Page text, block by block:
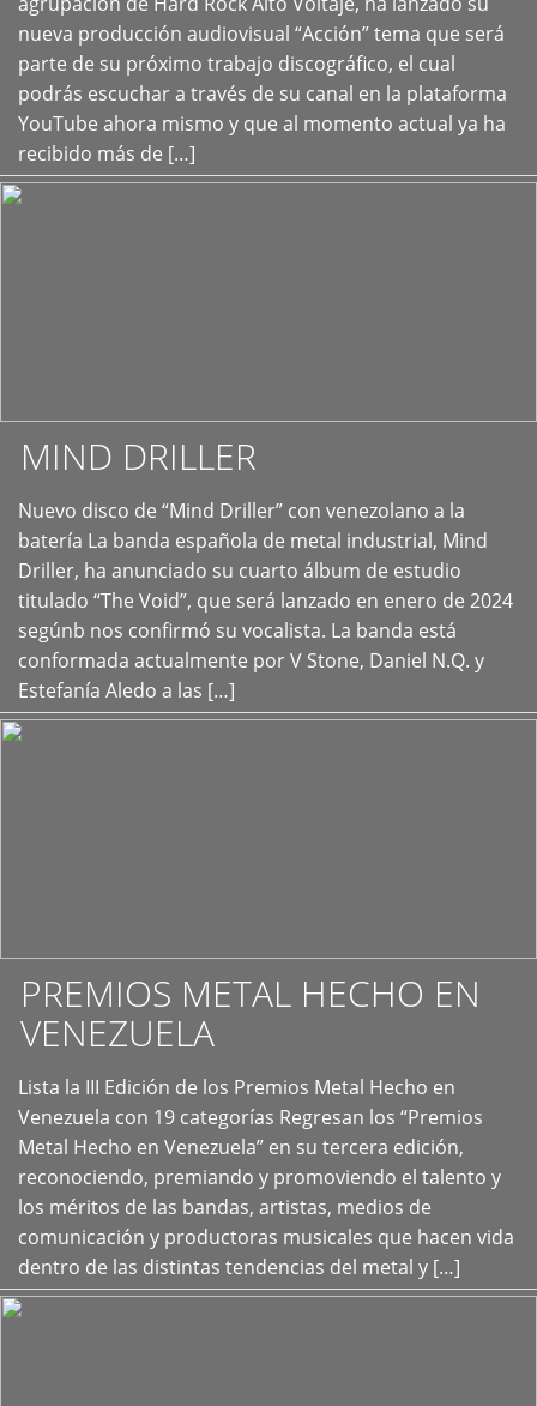
nueva producción audiovisual “Acción” tema que será
parte de su próximo trabajo discográfico, el cual
podrás escuchar a través de su canal en la plataforma
YouTube ahora mismo y que al momento actual ya ha
recibido más de […]
+
MIND DRILLER
Nuevo disco de “Mind Driller” con venezolano a la
batería La banda española de metal industrial, Mind
Driller, ha anunciado su cuarto álbum de estudio
titulado “The Void”, que será lanzado en enero de 2024
segúnb nos confirmó su vocalista. La banda está
conformada actualmente por V Stone, Daniel N.Q. y
Estefanía Aledo a las […]
+
PREMIOS METAL HECHO EN
VENEZUELA
Lista la III Edición de los Premios Metal Hecho en
Venezuela con 19 categorías Regresan los “Premios
Metal Hecho en Venezuela” en su tercera edición,
reconociendo, premiando y promoviendo el talento y
los méritos de las bandas, artistas, medios de
comunicación y productoras musicales que hacen vida
dentro de las distintas tendencias del metal y […]
+